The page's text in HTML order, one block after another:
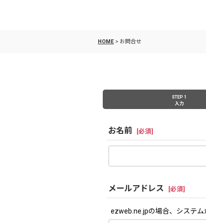
HOME > お問合せ
STEP 1
入力
お名前 [必須]
メールアドレス [必須]
ezweb.ne.jpの場合、システム